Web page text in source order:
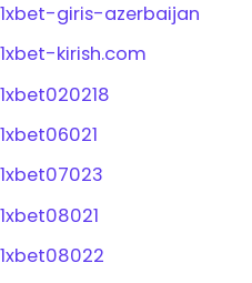
1xbet-giris-azerbaijan
1xbet-kirish.com
1xbet020218
1xbet06021
1xbet07023
1xbet08021
1xbet08022